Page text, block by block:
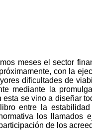
meses el sector
con la
dificultades de
mediante la
esta se vino a diseñar
entre la
los llamados
de los